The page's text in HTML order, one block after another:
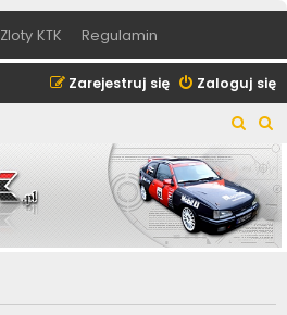
Zloty KTK Regulamin
Zaloguj się
Zarejestruj się
z
u
k
z
u
k
a